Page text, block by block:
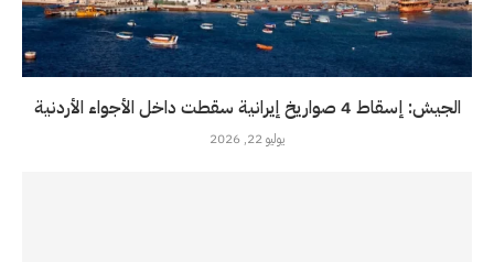
الجيش: إسقاط 4 صواريخ إيرانية سقطت داخل الأجواء الأردنية
يوليو 22, 2026